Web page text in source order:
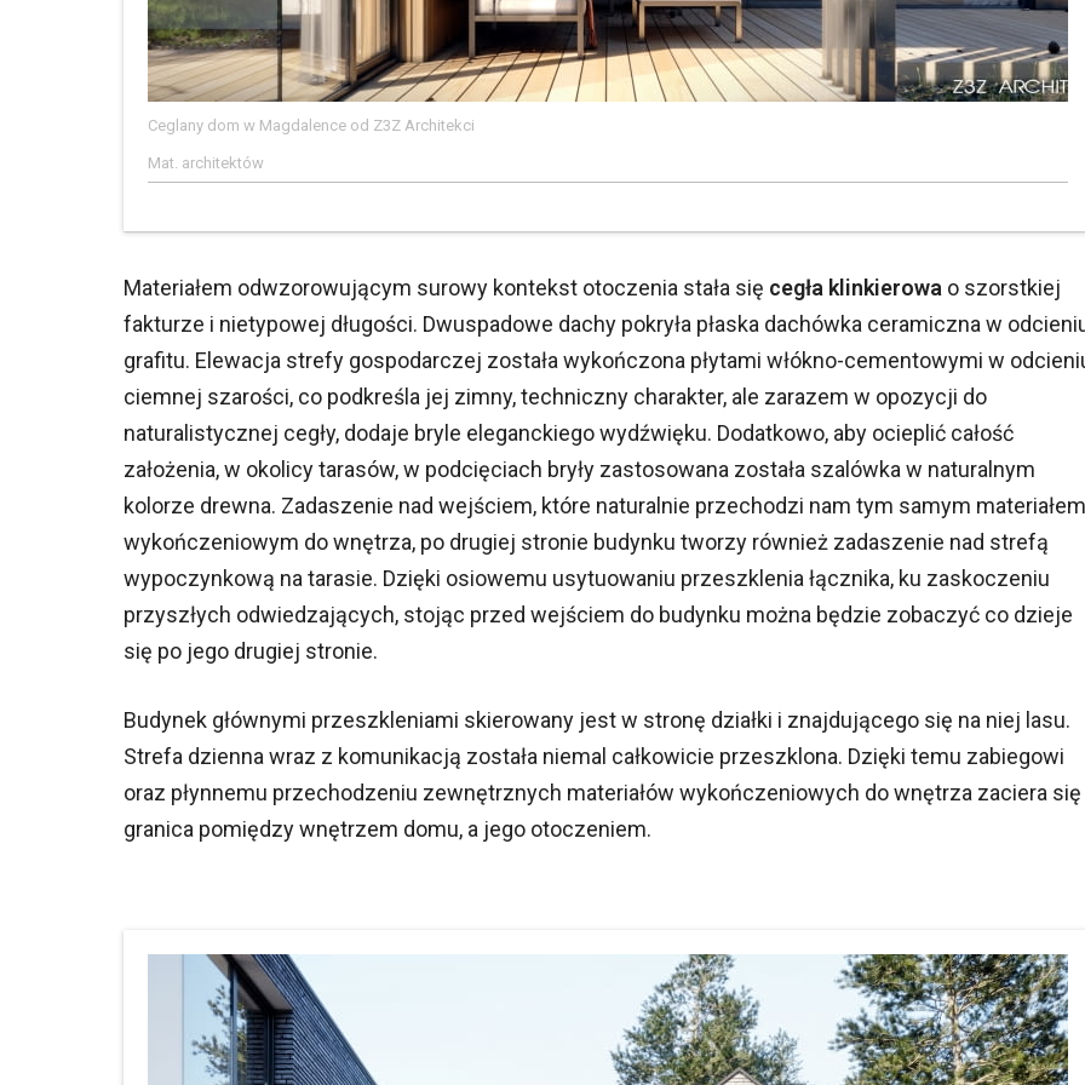
Ceglany dom w Magdalence od Z3Z Architekci
Mat. architektów
Materiałem odwzorowującym surowy kontekst otoczenia stała się cegła klinkierowa o szorstkiej
fakturze i nietypowej długości. Dwuspadowe dachy pokryła płaska dachówka ceramiczna w
grafitu. Elewacja strefy gospodarczej została wykończona płytami włókno-cementowymi w
ciemnej szarości, co podkreśla jej zimny, techniczny charakter, ale zarazem w opozycji do
naturalistycznej cegły, dodaje bryle eleganckiego wydźwięku. Dodatkowo, aby ocieplić całość
założenia, w okolicy tarasów, w podcięciach bryły zastosowana została szalówka w naturalnym
kolorze drewna. Zadaszenie nad wejściem, które naturalnie przechodzi nam tym samym materiałem
wykończeniowym do wnętrza, po drugiej stronie budynku tworzy również zadaszenie nad strefą
wypoczynkową na tarasie. Dzięki osiowemu usytuowaniu przeszklenia łącznika, ku zaskoczeniu
przyszłych odwiedzających, stojąc przed wejściem do budynku można będzie zobaczyć co dzieje
się po jego drugiej stronie.
Budynek głównymi przeszkleniami skierowany jest w stronę działki i znajdującego się na niej lasu.
Strefa dzienna wraz z komunikacją została niemal całkowicie przeszklona. Dzięki temu zabiegowi
oraz płynnemu przechodzeniu zewnętrznych materiałów wykończeniowych do wnętrza zaciera się
granica pomiędzy wnętrzem domu, a jego otoczeniem.